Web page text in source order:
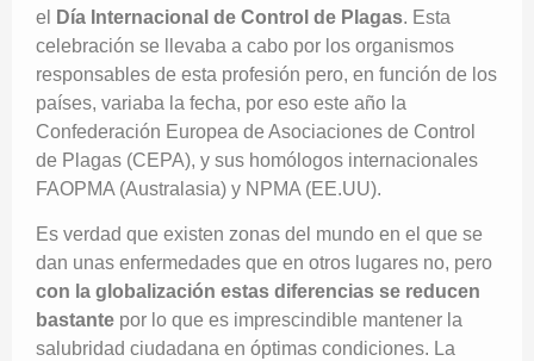
el
Día Internacional de Control de Plagas. Esta
celebración se llevaba a cabo por los organismos
responsables de esta profesión pero, en función de los
países, variaba la fecha, por eso este año la
Confederación Europea de Asociaciones de Control
de Plagas (CEPA), y sus homólogos internacionales
FAOPMA (Australasia) y NPMA (EE.UU).
Es verdad que existen zonas del mundo en el que se
dan unas enfermedades que en otros lugares no, pero
con la globalización estas diferencias se reducen
bastante por lo que es imprescindible mantener la
salubridad ciudadana en óptimas condiciones. La